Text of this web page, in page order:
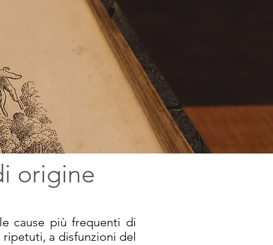
cause più frequenti di
a disfunzioni del
origine